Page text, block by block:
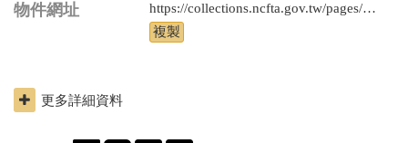
物件網址 https://collections.ncfta.gov.tw/pages/product/view.aspx?id=11200503002
更多詳細資料